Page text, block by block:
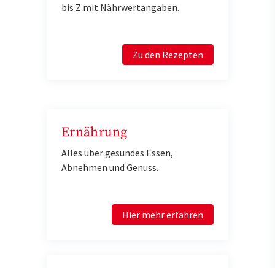
bis Z mit Nährwertangaben.
Zu den Rezepten
Ernährung
Alles über gesundes Essen,
Abnehmen und Genuss.
Hier mehr erfahren